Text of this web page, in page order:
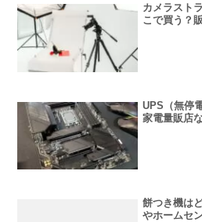
カメラスト
こで買う？
UPS（無停
家電量販店
餅つき機は
やホームセ